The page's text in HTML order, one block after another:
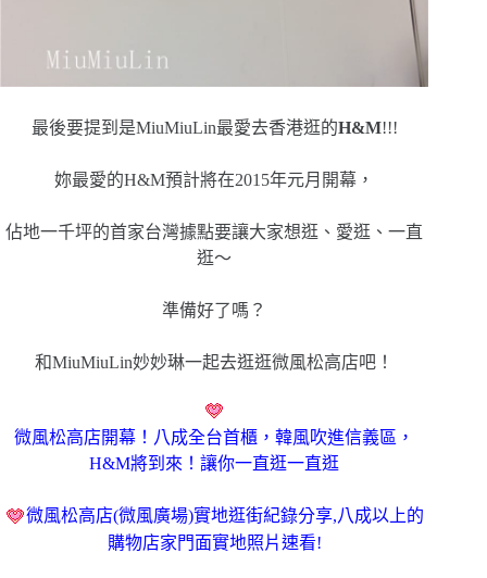
最後要提到是MiuMiuLin最愛去香港逛的H&M!!!
妳最愛的H&M預計將在2015年元月開幕，
佔地一千坪的首家台灣據點要讓大家想逛、愛逛、一直
逛～
準備好了嗎？
和MiuMiuLin妙妙琳一起去逛逛微風松高店吧！
微風松高店開幕！ 八成全台首櫃，韓風吹進信義區，
H&M將到來！讓你一直逛一直逛
微風松高店(微風廣場)實地逛街紀錄分享,八成以上的
購物店家門面實地照片速看!